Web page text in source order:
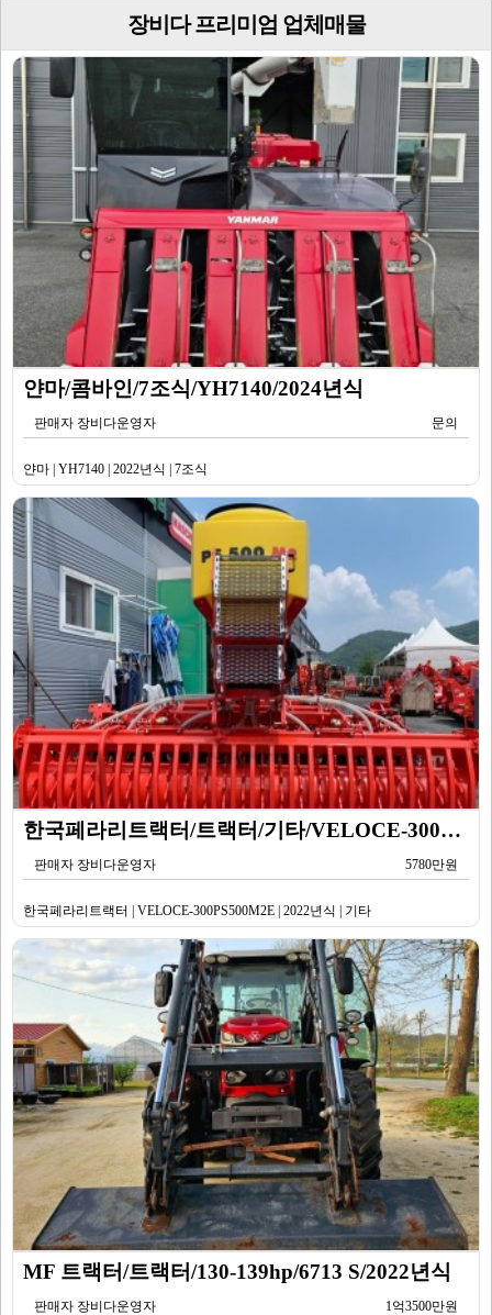
장비다 프리미엄 업체매물
얀마/콤바인/7조식/YH7140/2024년식
판매자 장비다운영자 문의
얀마 | YH7140 | 2022년식 | 7조식
한국페라리트랙터/트랙터/기타/VELOCE-300PS500M2E/2022년식
판매자 장비다운영자 5780만원
한국페라리트랙터 | VELOCE-300PS500M2E | 2022년식 | 기타
MF 트랙터/트랙터/130-139hp/6713 S/2022년식
판매자 장비다운영자 1억3500만원